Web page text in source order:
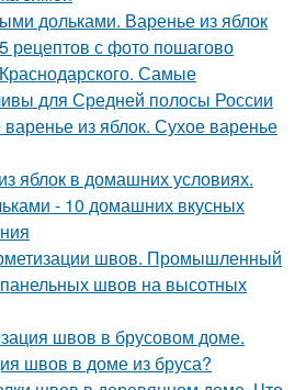
дольками. Варенье из яблок
рецептов с фото пошагово
Самые
для Средней полосы России
варенье из яблок. Сухое варенье
яблок в домашних условиях.
- 10 домашних вкусных
швов. Промышленный
швов на высотных
швов в брусовом доме.
швов в доме из бруса?